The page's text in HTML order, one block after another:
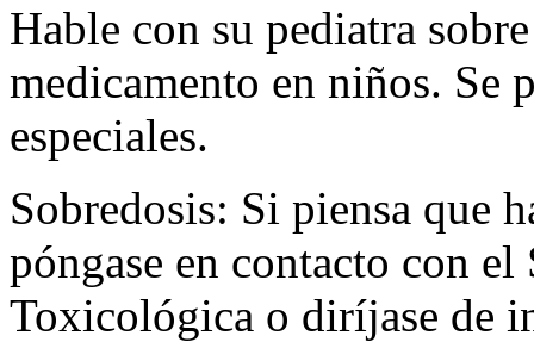
Hable con su pediatra
medicamento en niños. Se
especiales.
Sobredosis: Si piensa que
póngase en contacto con
Toxicológica o diríjase de